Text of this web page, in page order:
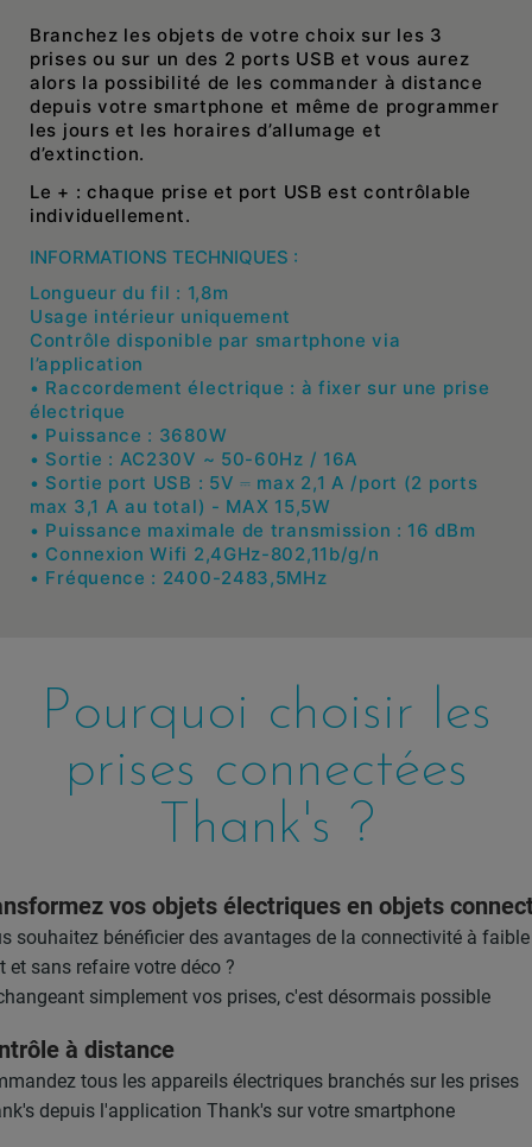
Branchez les objets de votre choix sur les 3
prises ou sur un des 2 ports USB et vous aurez
alors la possibilité de les commander à distance
depuis votre smartphone et même de programmer
les jours et les horaires d’allumage et
d’extinction.
Le + : chaque prise et port USB est contrôlable
individuellement.
INFORMATIONS TECHNIQUES :
Longueur du fil : 1,8m
Usage intérieur uniquement
Contrôle disponible par smartphone via
l’application
• Raccordement électrique : à fixer sur une prise
électrique
• Puissance : 3680W
• Sortie : AC230V ~ 50-60Hz / 16A
• Sortie port USB : 5V ⎓ max 2,1 A /port (2 ports
max 3,1 A au total) - MAX 15,5W
• Puissance maximale de transmission : 16 dBm
• Connexion Wifi 2,4GHz-802,11b/g/n
• Fréquence : 2400-2483,5MHz
Pourquoi choisir les
prises connectées
Thank's ?
vos objets électriques en objets
souhaitez bénéficier des avantages de la connectivité à faible
et sans refaire votre déco ?
simplement vos prises, c'est désormais possible
à distance
tous les appareils électriques branchés sur les prises
depuis l'application Thank's sur votre smartphone